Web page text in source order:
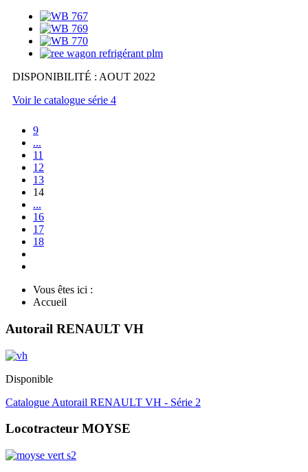
DISPONIBILITÉ : AOUT 2022
Voir le catalogue série 4
9
...
11
12
13
14
...
16
17
18
Vous êtes ici :
Accueil
Autorail RENAULT VH
Disponible
Catalogue Autorail RENAULT VH - Série 2
Locotracteur MOYSE